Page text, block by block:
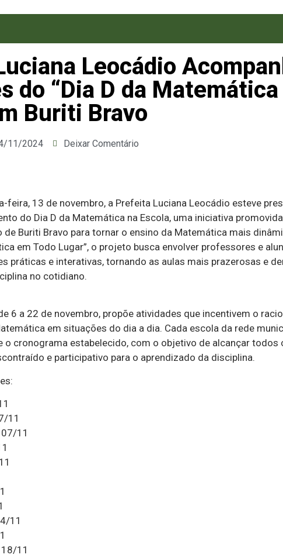
Leocádio
do “Dia D da Matemática
Buriti Bravo
11/2024 Deixar Comentário
feira, 13 de novembro, a Prefeita Luciana Leocádio esteve
do Dia D da Matemática na Escola, uma iniciativa
de Buriti Bravo para tornar o ensino da Matemática mais
em Todo Lugar”, o projeto busca envolver professores e
práticas e interativas, tornando as aulas mais prazerosas e
no cotidiano.
6 a 22 de novembro, propõe atividades que incentivem o
em situações do dia a dia. Cada escola da rede
o cronograma estabelecido, com o objetivo de alcançar todos
e participativo para o aprendizado da disciplina.
11
07/11
11
11